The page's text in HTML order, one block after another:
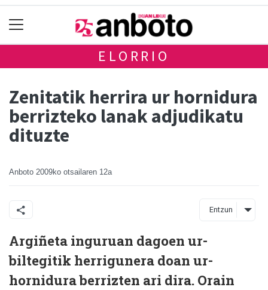
ELORRIO
Zenitatik herrira ur hornidura
berrizteko lanak adjudikatu
dituzte
Anboto 2009ko otsailaren 12a
Entzun
Argiñeta inguruan dagoen ur-
biltegitik herrigunera doan ur-
hornidura berrizten ari dira. Orain